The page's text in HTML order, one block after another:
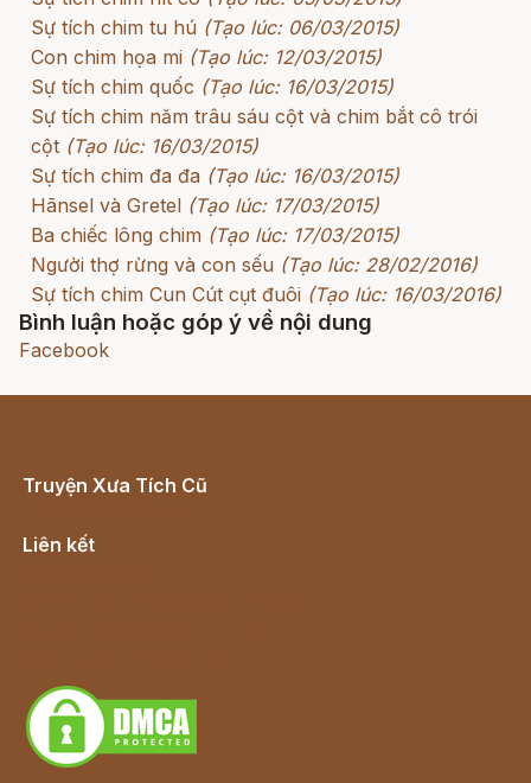
Sự tích chim tu hú (Tạo lúc: 06/03/2015)
Con chim họa mi (Tạo lúc: 12/03/2015)
Sự tích chim quốc (Tạo lúc: 16/03/2015)
Sự tích chim năm trâu sáu cột và chim bắt cô trói
cột (Tạo lúc: 16/03/2015)
Sự tích chim đa đa (Tạo lúc: 16/03/2015)
Hãnsel và Gretel (Tạo lúc: 17/03/2015)
Ba chiếc lông chim (Tạo lúc: 17/03/2015)
Người thợ rừng và con sếu (Tạo lúc: 28/02/2016)
Sự tích chim Cun Cút cụt đuôi (Tạo lúc: 16/03/2016)
Bình luận hoặc góp ý về nội dung
Facebook
Truyện Xưa Tích Cũ
Liên kết